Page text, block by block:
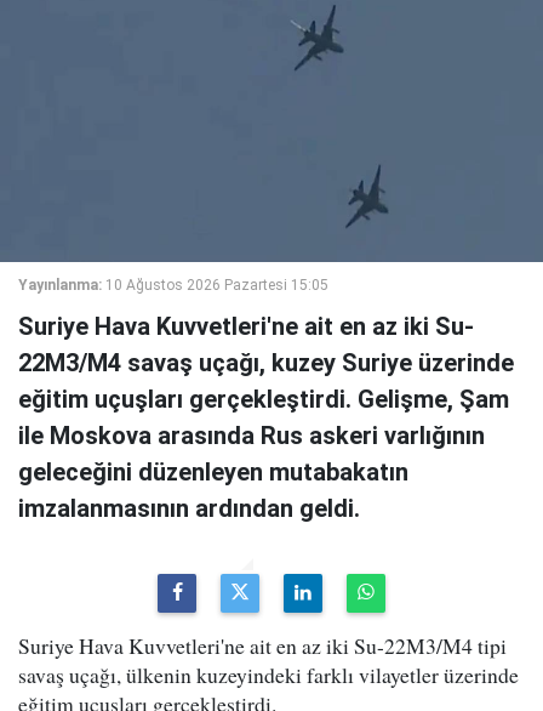
Yayınlanma: 10 Ağustos 2026 Pazartesi 15:05
Suriye Hava Kuvvetleri'ne ait en az iki Su-
22M3/M4 savaş uçağı, kuzey Suriye üzerinde
eğitim uçuşları gerçekleştirdi. Gelişme, Şam
ile Moskova arasında Rus askeri varlığının
geleceğini düzenleyen mutabakatın
imzalanmasının ardından geldi.
Suriye Hava Kuvvetleri'ne ait en az iki Su-22M3/M4 tipi
savaş uçağı, ülkenin kuzeyindeki farklı vilayetler üzerinde
eğitim uçuşları gerçekleştirdi.